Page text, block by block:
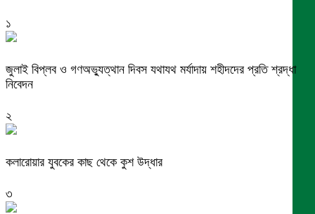
১
জুলাই বিপ্লব ও গণঅভ্যুত্থান দিবস যথাযথ মর্যাদায় শহীদদের প্রতি শ্রদ্ধা
নিবেদন
২
কলারোয়ার যুবকের কাছ থেকে কুশ উদ্ধার
৩